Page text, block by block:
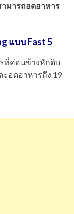
ามารถอดอาหาร
แบบ Fast 5
ที่ค่อนข้างหักดิบ
ะอดอาหารถึง 19